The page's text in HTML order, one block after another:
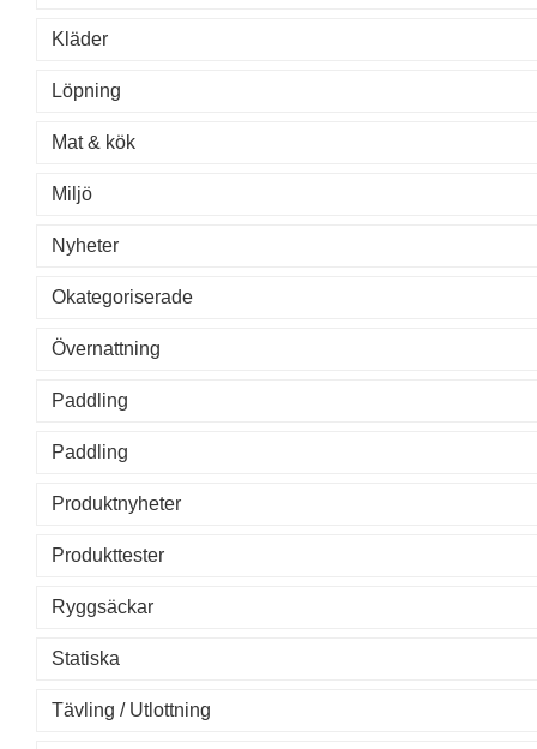
Kläder
Löpning
Mat & kök
Miljö
Nyheter
Okategoriserade
Övernattning
Paddling
Paddling
Produktnyheter
Produkttester
Ryggsäckar
Statiska
Tävling / Utlottning